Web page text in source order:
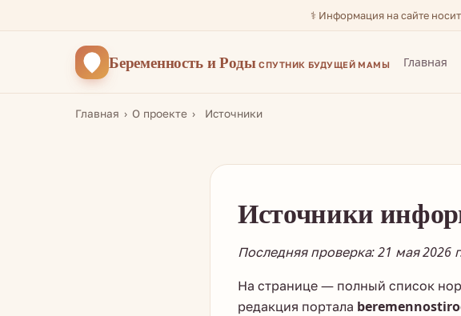
⚕️ Информация на сайте
Беременностьи Роды СПУТНИК БУДУЩЕЙ МАМЫ Главная
Главная О проекте Источники
Источники
Последняя проверка: 21 мая 2026
На странице — полный список
редакция портала